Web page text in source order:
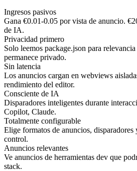
Ingresos pasivos
Gana €0.01-0.05 por vista de anuncio.
de IA.
Privacidad primero
Solo leemos package.json para
permanece privado.
Sin latencia
Los anuncios cargan en webviews
rendimiento del editor.
Consciente de IA
Disparadores inteligentes durante
Copilot, Claude.
Totalmente configurable
Elige formatos de anuncios,
control.
Anuncios relevantes
Ve anuncios de herramientas dev que
stack.